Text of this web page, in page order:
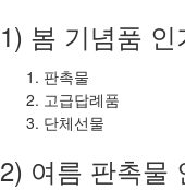
1) 봄 기념품
판촉물
고급답례품
단체선물
2) 여름 판촉물